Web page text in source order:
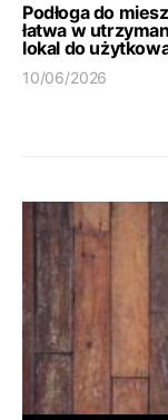
Podłoga do
łatwa w
lokal do
10/06/2026